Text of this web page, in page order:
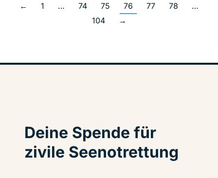
← 1 … 74 75 76 77 78
…
104
→
Deine Spende für
zivile Seenotrettung